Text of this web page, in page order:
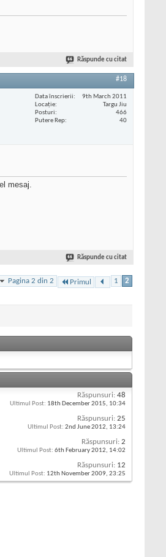
Răspunde cu citat
#18
Data înscrierii
9th March 2011
Locaţie
Targu Jiu
Posturi
466
Putere Rep
40
mesaj.
Răspunde cu citat
Pagina 2 din 2 Primul 1 2
Răspunsuri: 48
Ultimul Post: 18th December 2015, 10:34
Răspunsuri: 25
Ultimul Post: 2nd June 2012, 13:24
Răspunsuri: 2
Ultimul Post: 6th February 2012, 14:02
Răspunsuri: 12
Ultimul Post: 12th November 2009, 23:25